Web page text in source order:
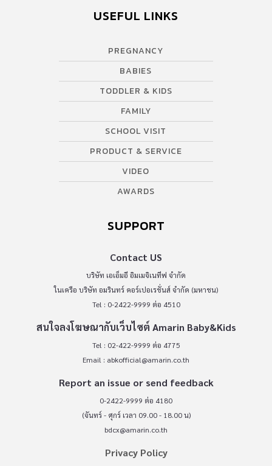
USEFUL LINKS
PREGNANCY
BABIES
TODDLER & KIDS
FAMILY
SCHOOL VISIT
PRODUCT & SERVICE
VIDEO
AWARDS
SUPPORT
Contact US
บริษัท เอเอ็มอี อิมเมจิเนทีฟ จำกัด
ในเครือ บริษัท อมรินทร์ คอร์เปอเรชั่นส์ จำกัด (มหาชน)
Tel : 0-2422-9999 ต่อ 4510
สนใจลงโฆษณากับเว็บไซต์ Amarin Baby&Kids
Tel : 02-422-9999 ต่อ 4775
Email : abkofficial@amarin.co.th
Report an issue or send feedback
0-2422-9999 ต่อ 4180
(จันทร์ - ศุกร์ เวลา 09.00 - 18.00 น)
bdcx@amarin.co.th
Privacy Policy